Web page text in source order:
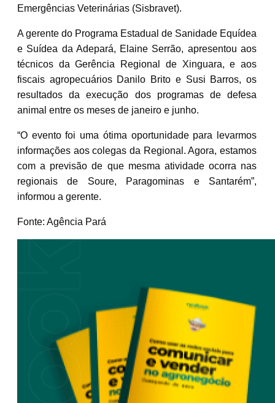
Emergências Veterinárias (Sisbravet).
A gerente do Programa Estadual de Sanidade Equídea
e Suídea da Adepará, Elaine Serrão, apresentou aos
técnicos da Gerência Regional de Xinguara, e aos
fiscais agropecuários Danilo Brito e Susi Barros, os
resultados da execução dos programas de defesa
animal entre os meses de janeiro e junho.
“O evento foi uma ótima oportunidade para levarmos
informações aos colegas da Regional. Agora, estamos
com a previsão de que mesma atividade ocorra nas
regionais de Soure, Paragominas e Santarém”,
informou a gerente.
Fonte: Agência Pará